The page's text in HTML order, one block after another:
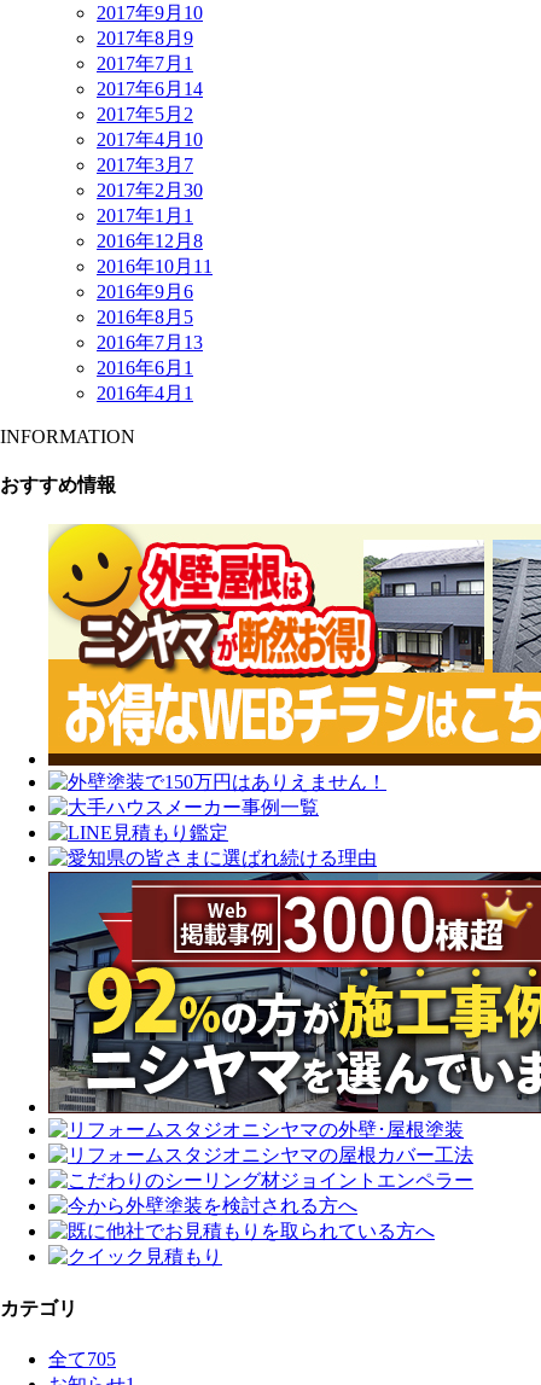
2017年9月 10
2017年8月 9
2017年7月 1
2017年6月 14
2017年5月 2
2017年4月 10
2017年3月 7
2017年2月 30
2017年1月 1
2016年12月 8
2016年10月 11
2016年9月 6
2016年8月 5
2016年7月 13
2016年6月 1
2016年4月 1
INFORMATION
おすすめ情報
カテゴリ
全て705